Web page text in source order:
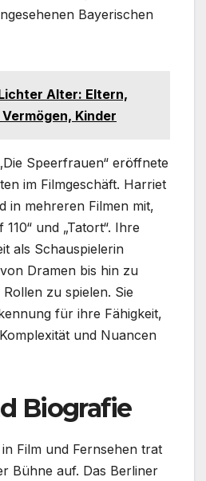
Bayerischen
Alter: Eltern,
Kinder
Speerfrauen“ eröffnete
im Filmgeschäft. Harriet
in mehreren Filmen mit,
und „Tatort“. Ihre
als Schauspielerin
Dramen bis hin zu
zu spielen. Sie
für ihre Fähigkeit,
und Nuancen
Biografie
Film und Fernsehen trat
Bühne auf. Das Berliner